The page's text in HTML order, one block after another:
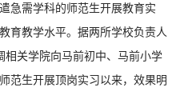
急需学科的师范生开展教育实
育教学水平。据两所学校负责人
关学院向马前初中、马前小学
范生开展顶岗实习以来，效果明